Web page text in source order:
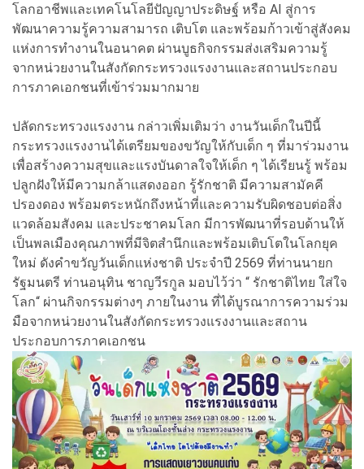
โลกอาชีพและเทคโนโลยีปัญญาประดิษฐ์ หรือ AI สู่การ
พัฒนาความรู้ความสามารถ เติบโต และพร้อมก้าวเข้าสู่สังคม
แห่งการทำงานในอนาคต ผ่านบูธกิจกรรมส่งเสริมความรู้
จากหน่วยงานในสังกัดกระทรวงแรงงานและสถานประกอบ
การภาคเอกชนที่เข้าร่วมมากมาย
ปลัดกระทรวงแรงงาน กล่าวเพิ่มเติมว่า งานวันเด็กในปีนี้
กระทรวงแรงงานได้เตรียมของขวัญให้กับเด็ก ๆ ที่มาร่วมงาน
เพื่อสร้างความสุขและแรงบันดาลใจให้เด็ก ๆ ได้เรียนรู้ พร้อม
ปลูกฝังให้มีความกล้าแสดงออก รู้รักชาติ มีความสามัคคี
ปรองดอง พร้อมตระหนักถึงหน้าที่และความรับผิดชอบต่อสิ่ง
แวดล้อมสังคม และประชาคมโลก มีการพัฒนาที่รอบด้านให้
เป็นพลเมืองคุณภาพที่มีจิตสำนึกและพร้อมเติบโตในโลกยุค
ใหม่ ดังคำขวัญวันเด็กแห่งชาติ ประจำปี 2569 ที่ท่านนายก
รัฐมนตรี ท่านอนุทิน ชาญวีรกูล มอบไว้ว่า “ รักชาติไทย ใส่ใจ
โลก“ ผ่านกิจกรรมต่างๆ ภายในงาน ที่ได้บูรณาการความร่วม
มือจากหน่วยงานในสังกัดกระทรวงแรงงานและสถาน
ประกอบการภาคเอกชน